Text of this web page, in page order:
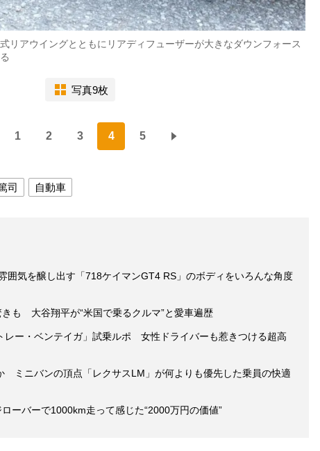
リアウイングとともにリアディフューザーが大きなダウンフォース
写真9枚
1 2 3 4 5
司 自動車
囲気を醸し出す「718ケイマンGT4 RS」のボディをいろんな角度
きも 大谷翔平が“米国で乗るクルマ”と愛車遍歴
レー・ベンテイガ」試乗ルポ 女性ドライバーも惹きつける超高
ミニバンの頂点「レクサスLM」が何よりも優先した乗員の快適
ローバーで1000km走って感じた“2000万円の価値”